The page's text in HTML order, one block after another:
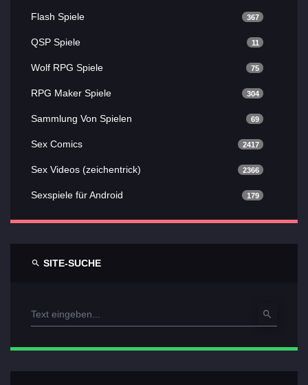
Flash Spiele 367
QSP Spiele 11
Wolf RPG Spiele 75
RPG Maker Spiele 304
Sammlung Von Spielen 69
Sex Comics 2417
Sex Videos (zeichentrick) 2366
Sexspiele für Android 179
SITE-SUCHE